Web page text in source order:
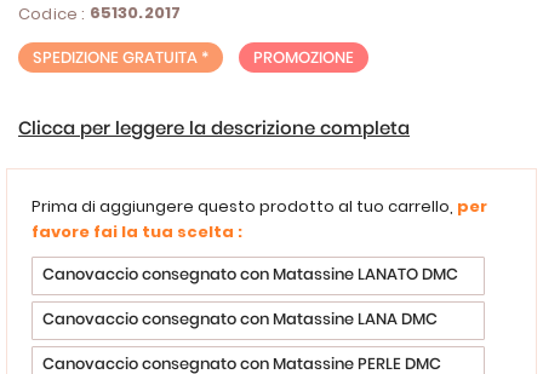
Codice : 65130.2017
SPEDIZIONE GRATUITA * PROMOZIONE
Clicca per leggere la descrizione completa
Prima di aggiungere questo prodotto al tuo carrello, per
favore fai la tua scelta :
Canovaccio consegnato con Matassine LANATO DMC
Canovaccio consegnato con Matassine LANA DMC
Canovaccio consegnato con Matassine PERLE DMC